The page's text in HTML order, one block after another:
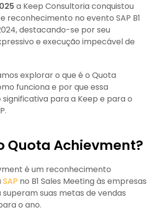
a Keep Consultoria conquistou
reconhecimento no evento SAP B1
destacando-se por seu
e execução impecável de
explorar o que é o Quota
funciona e por que essa
para a Keep e para o
Quota Achievment?
é um reconhecimento
SAP no B1 Sales Meeting às empresas
suas metas de vendas
o ano.